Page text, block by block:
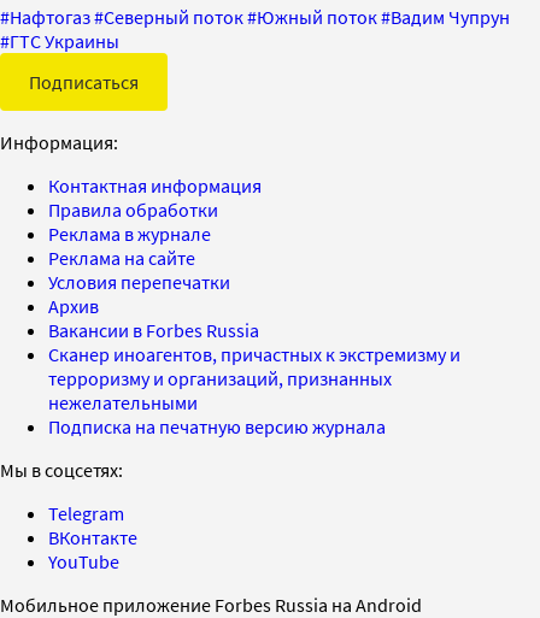
#Нафтогаз#Северный поток#Южный поток#Вадим Чупрун
#ГТС Украины
Подписаться
Информация:
Контактная информация
Правила обработки
Реклама в журнале
Реклама на сайте
Условия перепечатки
Архив
Вакансии в Forbes Russia
Сканер иноагентов, причастных к экстремизму и
терроризму и организаций, признанных
нежелательными
Подписка на печатную версию журнала
Мы в соцсетях:
Telegram
ВКонтакте
YouTube
Мобильное приложение Forbes Russia на Android